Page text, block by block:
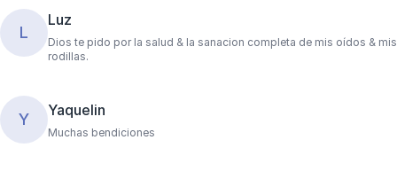
L
Luz
Dios te pido por la salud & la sanacion completa de mis oídos & mis
rodillas.
Y Yaquelin
Muchas bendiciones